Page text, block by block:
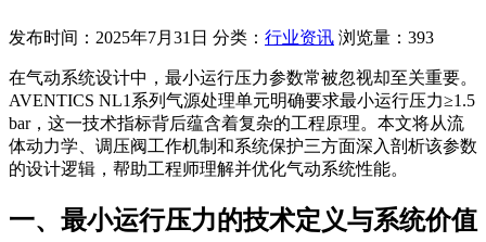
发布时间：2025年7月31日 分类： 行业资讯 浏览量：393
在气动系统设计中，最小运行压力参数常被忽视却至关重要。
AVENTICS NL1系列气源处理单元明确要求最小运行压力≥1.5
bar，这一技术指标背后蕴含着复杂的工程原理。本文将从流
体动力学、调压阀工作机制和系统保护三方面深入剖析该参数
的设计逻辑，帮助工程师理解并优化气动系统性能。
一、最小运行压力的技术定义与系统价值